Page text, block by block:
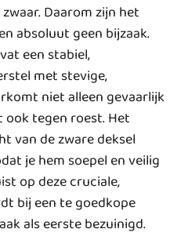
Daarom zijn het
absoluut geen bijzaak.
een stabiel,
met stevige,
niet alleen gevaarlijk
ook tegen roest. Het
van de zware deksel
je hem soepel en veilig
op deze cruciale,
bij een te goedkope
als eerste bezuinigd.